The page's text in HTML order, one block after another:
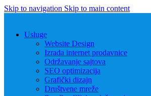
Skip to navigation Skip to main content
Usluge
Website Design
Izrada internet prodavnice
Održavanje sajtova
SEO optimizacija
Grafički dizajn
Društvene mreže